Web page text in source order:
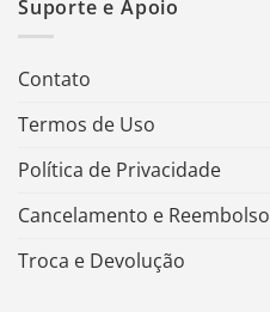
Suporte e Apoio
Contato
Termos de Uso
Política de Privacidade
Cancelamento e Reembolso
Troca e Devolução